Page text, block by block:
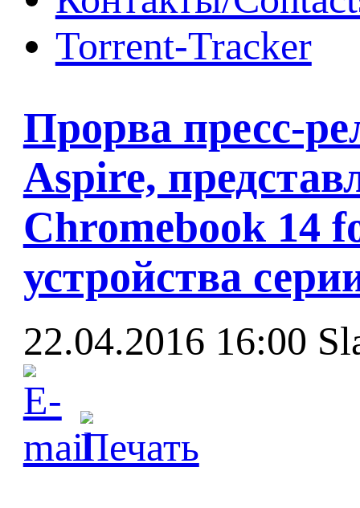
Torrent-Tracker
Прорва пресс-
Aspire,
Chromebook 14
устройства
22.04.2016 16:00